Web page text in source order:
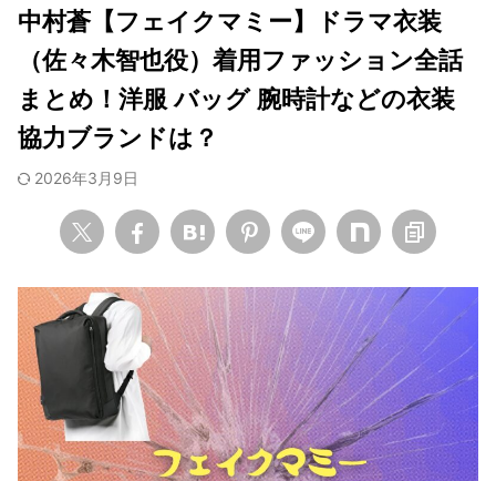
・奈緒
・ 高畑充希
・
さとうほなみ
・
前田敦子
・水川あさみ
・田中みな実
松岡茉優
福原遥
・小芝風花
・木南晴夏
・ 今田美桜
・清原果耶
・菜々緒
・森七菜
中村蒼【フェイクマミー】ドラマ衣装
（佐々木智也役）着用ファッション全話
まとめ！洋服 バッグ 腕時計などの衣装
協力ブランドは？
2026年3月9日